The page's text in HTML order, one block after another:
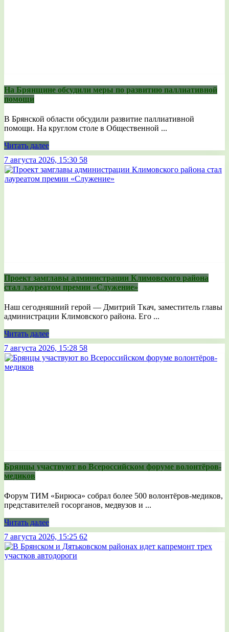
На Брянщине обсудили меры по развитию паллиативной
помощи
В Брянской области обсудили развитие паллиативной
помощи. На круглом столе в Общественной ...
Читать далее
7 августа 2026, 15:30 58
Проект замглавы администрации Климовского района
стал лауреатом премии «Служение»
Наш сегодняшний герой — Дмитрий Ткач, заместитель главы
администрации Климовского района. Его ...
Читать далее
7 августа 2026, 15:28 58
Брянцы участвуют во Всероссийском форуме волонтёров-
медиков
Форум ТИМ «Бирюса» собрал более 500 волонтёров-медиков,
представителей госорганов, медвузов и ...
Читать далее
7 августа 2026, 15:25 62